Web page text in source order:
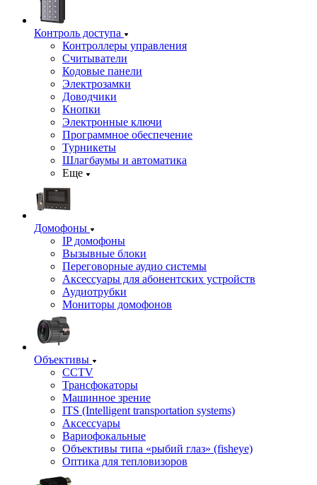
Контроль доступа
Контроллеры управления
Считыватели
Кодовые панели
Электрозамки
Доводчики
Кнопки
Электронные ключи
Программное обеспечение
Турникеты
Шлагбаумы и автоматика
Еще
Домофоны
IP домофоны
Вызывные блоки
Переговорные аудио системы
Аксессуары для абонентских устройств
Аудиотрубки
Мониторы домофонов
Объективы
CCTV
Трансфокаторы
Машинное зрение
ITS (Intelligent transportation systems)
Аксессуары
Вариофокальные
Объективы типа «рыбий глаз» (fisheye)
Оптика для тепловизоров